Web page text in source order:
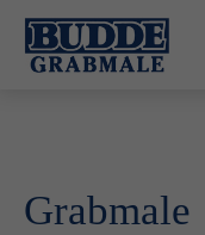
Grabmale